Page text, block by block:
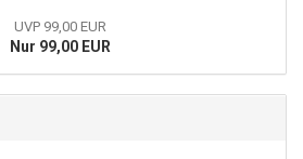
UVP 99,00 EUR
Nur 99,00 EUR